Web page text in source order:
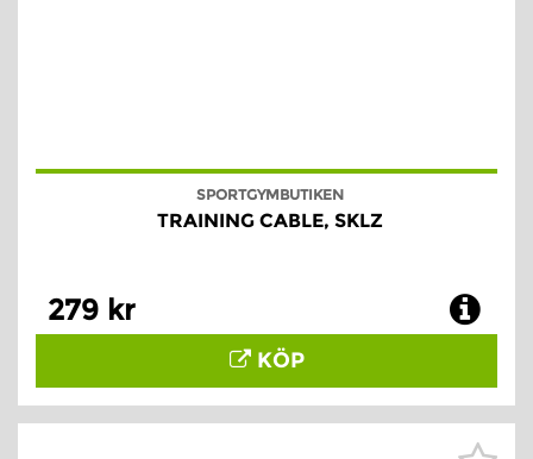
SPORTGYMBUTIKEN
TRAINING CABLE, SKLZ
279 kr
KÖP